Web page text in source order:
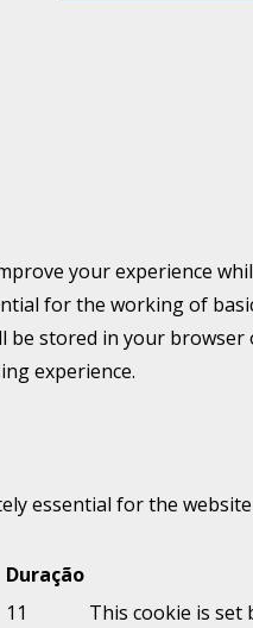
your experience
for the working of
be stored in your
experience.
essential for the
Duração
11
This cookie is set